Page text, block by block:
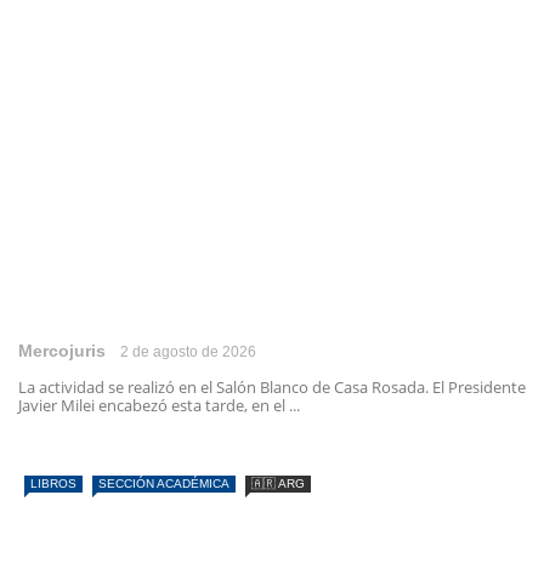
Mercojuris 2 de agosto de 2026
La actividad se realizó en el Salón Blanco de Casa Rosada. El Presidente
Javier Milei encabezó esta tarde, en el ...
LIBROS SECCIÓN ACADÉMICA 🇦🇷 ARG